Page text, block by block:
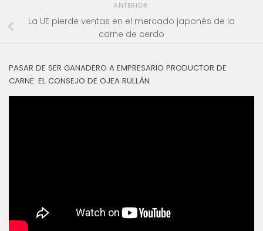
ANTERIOR
La UE pierde ventas en el mercado japonés de la
carne de cerdo
PASAR DE SER GANADERO A EMPRESARIO PRODUCTOR DE
CARNE: EL CONSEJO DE OJEA RULLÁN